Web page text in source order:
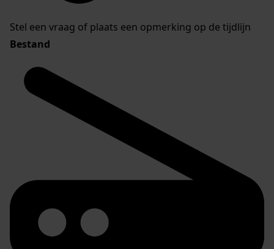
Stel een vraag of plaats een opmerking op de tijdlijn
Bestand